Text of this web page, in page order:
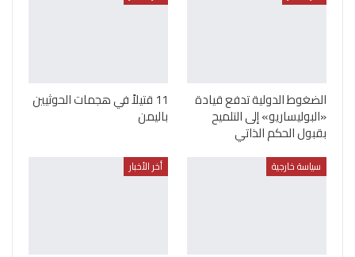
الضغوط الدولية تدفع قيادة
«البوليساريو» إلى التلميح
بقبول الحكم الذاتي
11 قتيلاً في هجمات الحوثيين
باليمن
سياسة خارجية أخر الأخبار